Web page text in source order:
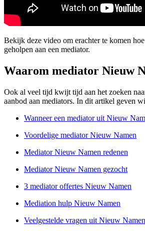
Bekijk deze video om erachter te komen
geholpen aan een mediator.
Waarom mediator Nieuw
Ook al veel tijd kwijt tijd aan het zoeken
aanbod aan mediators. In dit artikel geven
Wanneer een mediator uit Nieuw
Voordelige mediator Nieuw Namen
Mediator Nieuw Namen redenen
Mediator Nieuw Namen gezocht
3 mediator offertes Nieuw Namen
Mediation hulp Nieuw Namen
Veelgestelde vragen uit Nieuw Namen